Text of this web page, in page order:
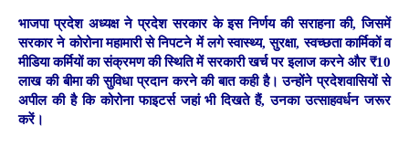
भाजपा प्रदेश अध्यक्ष ने प्रदेश सरकार के इस निर्णय की सराहना की, जिसमें
सरकार ने कोरोना महामारी से निपटने में लगे स्वास्थ्य, सुरक्षा, स्वच्छता कार्मिकों व
मीडिया कर्मियों का संक्रमण की स्थिति में सरकारी खर्च पर इलाज करने और ₹10
लाख की बीमा की सुविधा प्रदान करने की बात कही है। उन्होंने प्रदेशवासियों से
अपील की है कि कोरोना फाइटर्स जहां भी दिखते हैं, उनका उत्साहवर्धन जरूर
करें।